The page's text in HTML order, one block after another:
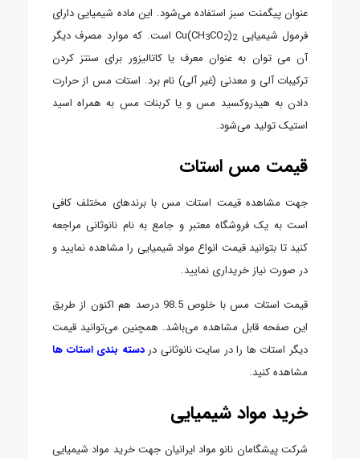
عنوان پیگمنت سبز استفاده می‌شود. این ماده شیمیایی دارای
فرمول شیمیایی
Cu(CH3CO2)2
است. که موارد مصرف دیگر
آن می توان به عنوان معرف یا کاتالیزور برای سنتز کردن
ترکیبات آلی و معدنی (غیر آلی) نام برد. استات مس از حرارت
دادن به هیدروکسید مس و یا کربنات مس به همراه اسید
استیک تولید می‌شود.
قیمت مس استات
جهت مشاهده قیمت استات مس با برندهای مختلف کافی
است به یک فروشگاه معتبر و جامع به نام نانوثانی مراجعه
کنید تا بتوانید قیمت انواع مواد شیمیایی را مشاهده نمایید و
در صورت نیاز خریداری نمایید.
قیمت استات مس با خلوص 98.5 درصد هم اکنون از طریق
این صفحه قابل مشاهده می‌باشد. همچنین می‌توانید قیمت
دیگر استات ها را در سایت نانوثانی دردسته بندی استات ها
مشاهده کنید.
خرید مواد شیمیایی
شرکت پیشگامان نانو مواد ایرانیان جهت خرید مواد شیمیایی